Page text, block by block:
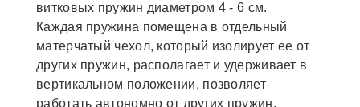
витковых пружин диаметром 4 - 6 см.
Каждая пружина помещена в отдельный
матерчатый чехол, который изолирует ее от
других пружин, располагает и удерживает в
вертикальном положении, позволяет
работать автономно от других пружин,